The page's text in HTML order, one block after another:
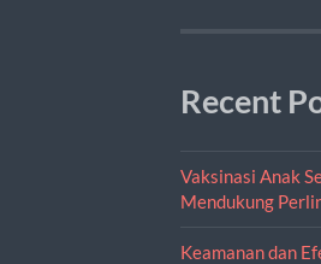
Recent
Vaksinasi Anak
Mendukung
Keamanan dan